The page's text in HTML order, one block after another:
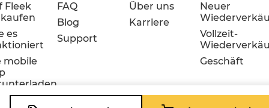
Fleek
es
mobile
FAQ
Blog
Support
Über uns
Karriere
Neuer
Vollzeit-
Geschäft